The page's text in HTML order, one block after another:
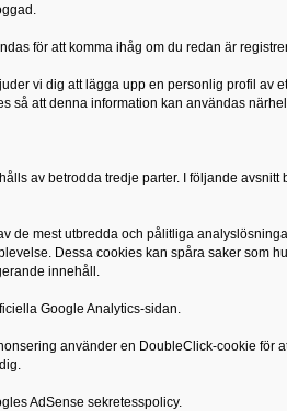
för att komma ihåg om du redan är
vi dig att lägga upp en personlig profil av
så att denna information kan användas
av betrodda tredje parter. I följande avsnitt
de mest utbredda och pålitliga
Dessa cookies kan spåra saker som
innehåll.
Google Analytics-sidan.
använder en DoubleClick-cookie för
AdSense sekretesspolicy.